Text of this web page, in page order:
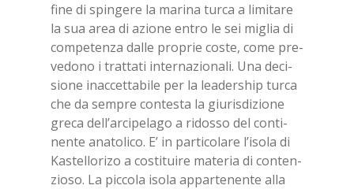
fine di spin­ge­re la ma­ri­na tur­ca a li­mi­ta­re
la sua area di azio­ne en­tro le sei mi­glia di
com­pe­ten­za dal­le pro­prie co­ste, come pre­
ve­do­no i trat­ta­ti in­ter­na­zio­na­li. Una de­ci­
sio­ne inac­cet­ta­bi­le per la lea­der­ship tur­ca
che da sem­pre con­te­sta la giu­ri­sdi­zio­ne
gre­ca del­l’ar­ci­pe­la­go a ri­dos­so del con­ti­
nen­te ana­to­li­co. E’ in par­ti­co­la­re l’i­so­la di
Ka­stel­lo­ri­zo a co­sti­tui­re ma­te­ria di con­ten­
zio­so. La pic­co­la iso­la ap­par­te­nen­te alla